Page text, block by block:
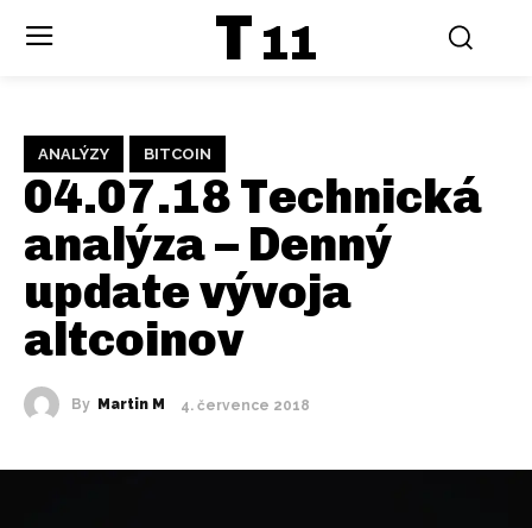
T 11
ANALÝZY BITCOIN
04.07.18 Technická
analýza – Denný
update vývoja
altcoinov
By Martin M 4. července 2018